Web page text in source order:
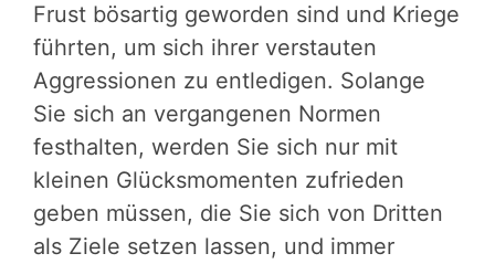
Frust bösartig geworden sind und Kriege
führten, um sich ihrer verstauten
Aggressionen zu entledigen. Solange
Sie sich an vergangenen Normen
festhalten, werden Sie sich nur mit
kleinen Glücksmomenten zufrieden
geben müssen, die Sie sich von Dritten
als Ziele setzen lassen, und immer